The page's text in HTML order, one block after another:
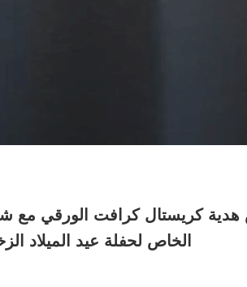
كريستال كرافت الورقي مع
الخاص لحفلة عيد الميلاد